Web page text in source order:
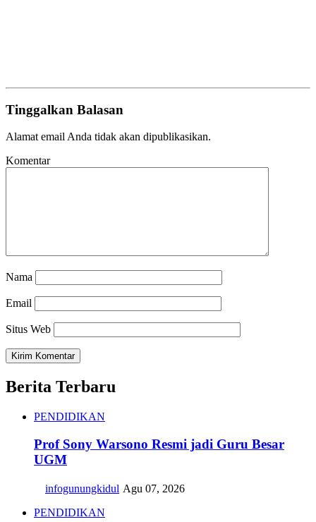
Tinggalkan Balasan
Alamat email Anda tidak akan dipublikasikan.
Komentar
Nama
Email
Situs Web
Berita Terbaru
PENDIDIKAN
Prof Sony Warsono Resmi jadi Guru Besar
UGM
infogunungkidul Agu 07, 2026
PENDIDIKAN